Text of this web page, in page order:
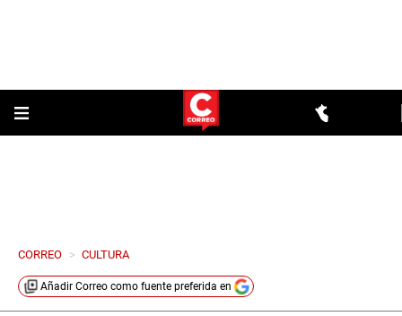
CORREO > CULTURA
Añadir Correo como fuente preferida en